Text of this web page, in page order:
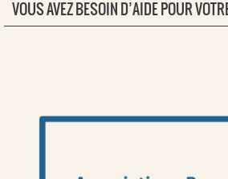
VOUS AVEZ BESOIN D’AIDE POUR